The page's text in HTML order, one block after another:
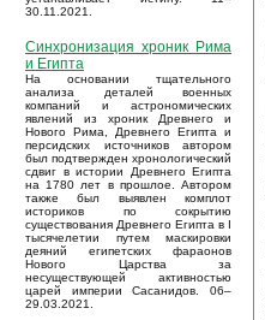
30.11.2021.
Синхронизация хроник Рима
и Египта
На основании тщательного
анализа деталей военных
компаний и астрономических
явлений из хроник Древнего и
Нового Рима, Древнего Египта и
персидских источников автором
был подтвержден хронологический
сдвиг в истории Древнего Египта
на 1780 лет в прошлое. Автором
также был выявлен комплот
историков по сокрытию
существования Древнего Египта в I
тысячелетии путем маскировки
деяний египетских фараонов
Нового Царства за
несуществующей активностью
царей империи Сасанидов. 06–
29.03.2021.